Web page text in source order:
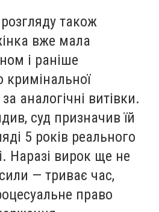
також
вже мала
і раніше
кримінальної
аналогічні витівки.
суд призначив їй
5 років реального
Наразі вирок ще не
— триває час,
право